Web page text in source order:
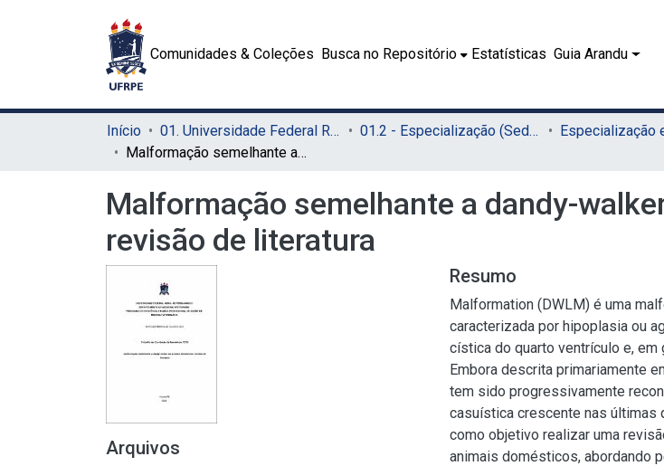
Comunidades & Coleções Busca no Repositório Estatísticas Guia Arandu
Início 01. Universidade Federal Rural de Pernambuco - UFRPE (Sede) 01.2 - Especialização (Sede)
Malformação semelhante a dandy-walker em animais domésticos: revisão de literatura
Malformação semelhante a dandy-
revisão de literatura
Arquivos
Resumo
Malformation (DWLM) é uma
caracterizada por hipoplasia ou
cística do quarto ventrículo e,
Embora descrita primariamente
tem sido progressivamente
casuística crescente nas últimas
como objetivo realizar uma
animais domésticos, abordando